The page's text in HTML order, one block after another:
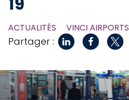
ACTUALITÉS VINCI AIRPORTS
Partager :